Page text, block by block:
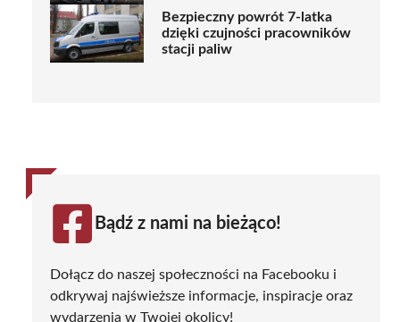
Bezpieczny powrót 7-latka
dzięki czujności pracowników
stacji paliw
Bądź z nami na bieżąco!
Dołącz do naszej społeczności na Facebooku i
odkrywaj najświeższe informacje, inspiracje oraz
wydarzenia w Twojej okolicy!